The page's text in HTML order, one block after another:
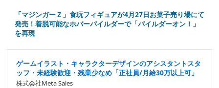
「マジンガーＺ」食玩フィギュアが4月27日お菓子売り場にて
発売！着脱可能なホバーパイルダーで「パイルダーオン！」
を再現
ゲームイラスト・キャラクターデザインのアシスタントスタ
ッフ・未経験歓迎・残業少なめ「正社員/月給30万以上可」
株式会社Meta Sales